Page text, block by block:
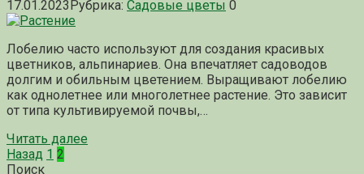
17.01.2023Рубрика: Садовые цветы 0
Лобелию часто используют для создания красивых
цветников, альпинариев. Она впечатляет садоводов
долгим и обильным цветением. Выращивают лобелию
как однолетнее или многолетнее растение. Это зависит
от типа культивируемой почвы,…
Читать далее
Пагинация
записей
Назад 1 2
Поиск